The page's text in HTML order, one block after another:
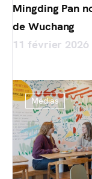
Mingding Pan
de Wuchang
11 février 2026
Médias